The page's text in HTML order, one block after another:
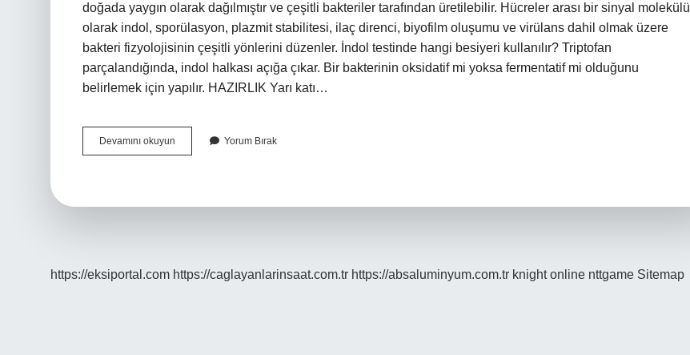
doğada yaygın olarak dağılmıştır ve çeşitli bakteriler tarafından üretilebilir. Hücreler arası bir sinyal molekülü
olarak indol, sporülasyon, plazmit stabilitesi, ilaç direnci, biyofilm oluşumu ve virülans dahil olmak üzere
bakteri fizyolojisinin çeşitli yönlerini düzenler. İndol testinde hangi besiyeri kullanılır? Triptofan
parçalandığında, indol halkası açığa çıkar. Bir bakterinin oksidatif mi yoksa fermentatif mi olduğunu
belirlemek için yapılır. HAZIRLIK Yarı katı…
Devamını okuyun
Testi
Yorum Bırak
https://eksiportal.com https://caglayanlarinsaat.com.tr https://absaluminyum.com.tr knight online nttgame Sitemap